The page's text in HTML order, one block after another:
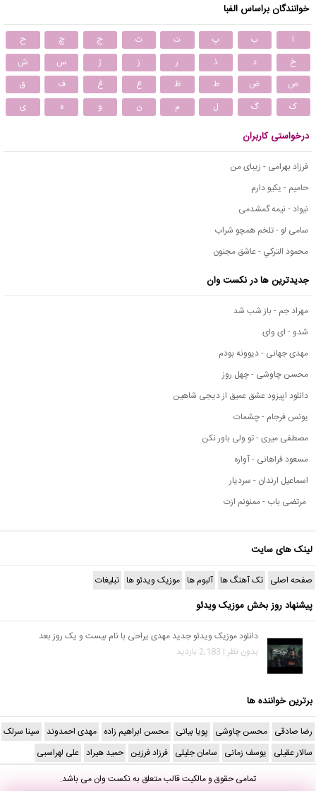
خوانندگان براساس الفبا
ا ب پ ت ث ج چ
ح
خ
د ذ ر ز ژ س
ش
ص
ض ط ظ ع غ ف
ق
ک
گ ل م ن و ه ی
درخواستی کاربران
فرزاد بهرامی - زیبای من
حامیم - یکیو دارم
نیواد - نیمه گمشدمی
سامی لو - تلخم همچو شراب
محمود التركي - عاشق مجنون
جدیدترین ها در نکست وان
مهراد جم - باز شب شد
شدو - ای وای
مهدی جهانی - دیوونه بودم
محسن چاوشی - چهل روز
دانلود اپیزود عشق عمیق از دیجی شاهین
یونس فرجام - چشمات
مصطفی میری - تو ولی باور نکن
مسعود فراهانی - آواره
اسماعیل ارندان - سردیار
مرتضی باب - ممنونم ازت
لینک های سایت
صفحه اصلی تک آهنگ ها آلبوم ها موزیک ویدئو ها تبلیغات
پیشنهاد روز بخش موزیک ویدئو
دانلود موزیک ویدئو جدید مهدی یراحی با نام بیست و یک روز بعد
بدون نظر | 2,183 بازدید
برترین خواننده ها
رضا صادقی محسن چاوشی پویا بیاتی محسن ابراهیم زاده مهدی احمدوند سینا سرلک
سالار عقیلی یوسف زمانی سامان جلیلی فرزاد فرزین حمید هیراد علی لهراسبی
تمامی حقوق و مالکیت قالب متعلق بهنکست وانمی باشد.